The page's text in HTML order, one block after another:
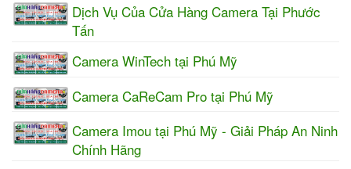
Dịch Vụ Của Cửa Hàng Camera Tại Phước
Tấn
Camera WinTech tại Phú Mỹ
Camera CaReCam Pro tại Phú Mỹ
Camera Imou tại Phú Mỹ - Giải Pháp An Ninh
Chính Hãng